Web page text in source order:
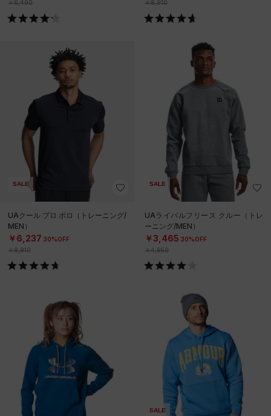
￥6,490 ￥8,910
SALE
UAクール プロ ポロ（トレーニング/
MEN）
￥6,237 30%OFF
￥8,910
SALE
UAライバルフリース クルー（トレ
ーニング/MEN）
￥3,465 30%OFF
￥4,950
SALE